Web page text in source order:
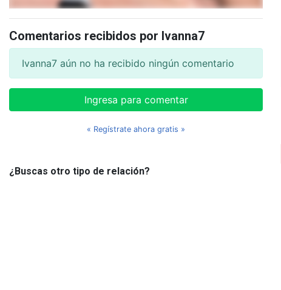
Comentarios recibidos por Ivanna7
Ivanna7 aún no ha recibido ningún comentario
Ingresa para comentar
« Regístrate ahora gratis »
¿Buscas otro tipo de relación?